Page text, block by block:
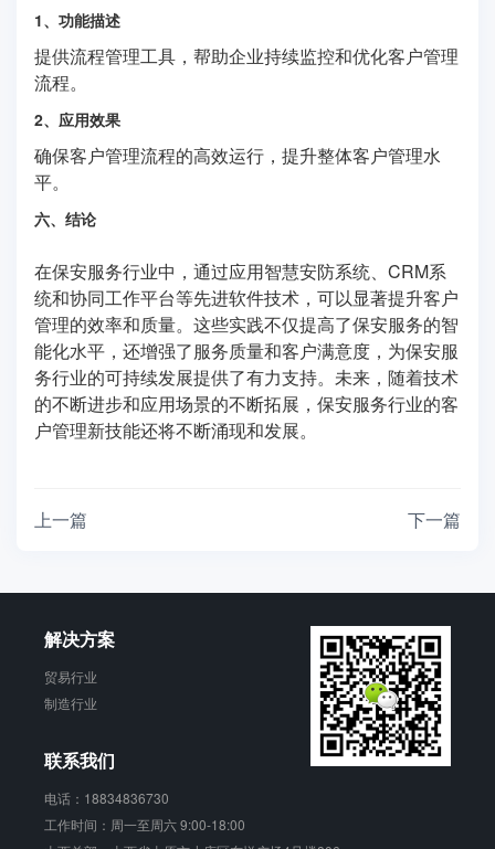
1、功能描述
提供流程管理工具，帮助企业持续监控和优化客户管理
流程。
2、应用效果
确保客户管理流程的高效运行，提升整体客户管理水
平。
六、结论
在保安服务行业中，通过应用智慧安防系统、CRM系
统和协同工作平台等先进软件技术，可以显著提升客户
管理的效率和质量。这些实践不仅提高了保安服务的智
能化水平，还增强了服务质量和客户满意度，为保安服
务行业的可持续发展提供了有力支持。未来，随着技术
的不断进步和应用场景的不断拓展，保安服务行业的客
户管理新技能还将不断涌现和发展。
上一篇 下一篇
解决方案
贸易行业
制造行业
联系我们
电话：18834836730
工作时间：周一至周六 9:00-18:00